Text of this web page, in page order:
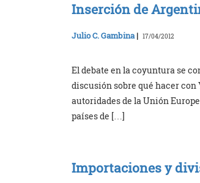
Inserción de
Julio C. Gambina| 17/04/2012
El debate en la coyuntura se
discusión sobre qué hacer con
autoridades de la Unión
países de […]
Importaciones y